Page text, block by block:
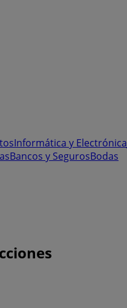
Informática y Electrónica
Bancos y SegurosBodas